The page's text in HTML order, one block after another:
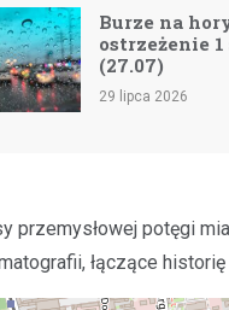
Burze na
ostrzeżenie
(27.07)
29 lipca 2026
potęgi
łączące